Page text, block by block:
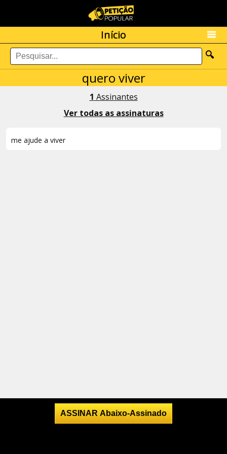
Início
🔍
quero viver
1 Assinantes
Ver todas as assinaturas
me ajude a viver